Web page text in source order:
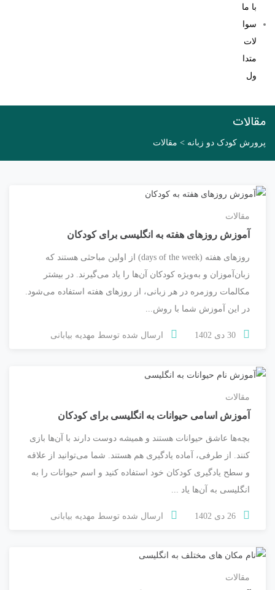
با ما
سوا
لات
متدا
ول
مقالات
پرورش کودک دو زبانه > مقالات
مقالات
آموزش روزهای هفته به انگلیسی برای کودکان
روزهای هفته (days of the week) از اولین مباحثی هستند که
زبان‌آموزان و به‌ویژه کودکان آن‌ها را یاد می‌گیرند. در بیشتر
مکالمات روزمره در هر زبانی، از روزهای هفته استفاده می‌شود.
در این آموزش شما با روش‌...
ارسال شده توسط مهدیه بیابانی
مقالات
آموزش اسامی حیوانات به انگلیسی برای کودکان
بچه‌ها عاشق حیوانات هستند و همیشه دوست دارند با آن‌ها بازی
کنند. از طرفی، آماده یادگیری هم هستند. شما می‌توانید از علاقه
و سطح یادگیری کودکان خود استفاده کنید و اسم حیوانات را به
انگلیسی به آن‌ها یاد ...
ارسال شده توسط مهدیه بیابانی
مقالات